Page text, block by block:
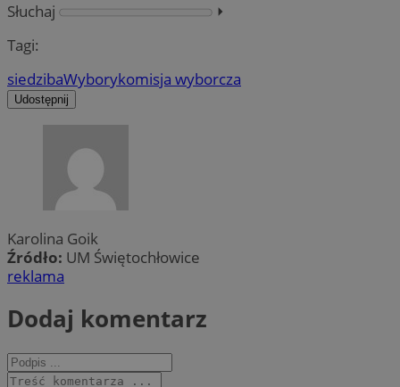
Słuchaj
⏵︎
Tagi:
siedzibaWyborykomisja wyborcza
Udostępnij
Karolina Goik
Źródło: UM Świętochłowice
reklama
Dodaj komentarz